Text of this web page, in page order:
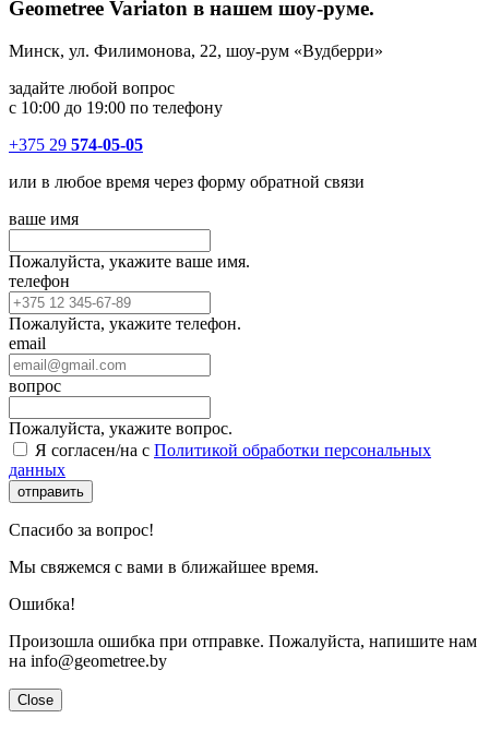
Geometree Variaton в нашем шоу-руме.
Минск, ул. Филимонова, 22, шоу-рум «Вудберри»
задайте любой вопрос
с 10:00 до 19:00 по телефону
+375 29 574-05-05
или в любое время через форму обратной связи
ваше имя
Пожалуйста, укажите ваше имя.
телефон
Пожалуйста, укажите телефон.
email
вопрос
Пожалуйста, укажите вопрос.
Я согласен/на с Политикой обработки персональных
данных
отправить
Спасибо за вопрос!
Мы свяжемся с вами в ближайшее время.
Ошибка!
Произошла ошибка при отправке. Пожалуйста, напишите нам
на info@geometree.by
Close